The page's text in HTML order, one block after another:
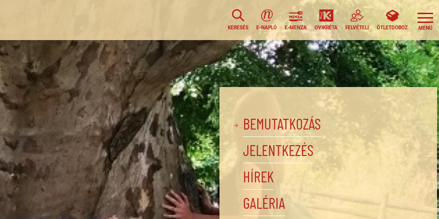
KERESÉS E-NAPLÓ E-MENZA OVIKRÉTA FELVÉTELI ÖTLETDOBOZ
BEMUTATKOZÁS
JELENTKEZÉS
HÍREK
GALÉRIA